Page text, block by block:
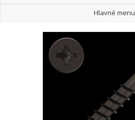
Hlavné menu